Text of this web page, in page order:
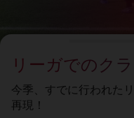
チケット
結果
トップチーム
スケジュール
PLUSICON
LABEL.ARIA.PLUS
リーガでのク
今季、すでに行われた
再現！